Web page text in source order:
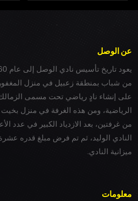
عن الوصل
من شباب بمنطقة زعبيل في منزل
على إنشاء نادٍ رياضي تحت مسمى
الرياضية، ومن هذه الغرفة في منزل
من غرفتين، بعد الازدياد الكبير في عدد
النادي الوليد، ثم تم فرض مبلغ قدره
ميزانية النادي.
معلومات